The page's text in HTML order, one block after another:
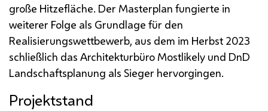
große Hitzefläche. Der Masterplan fungierte in
weiterer Folge als Grundlage für den
Realisierungswettbewerb, aus dem im Herbst 2023
schließlich das Architekturbüro Mostlikely und DnD
Landschaftsplanung als Sieger hervorgingen.
Projektstand